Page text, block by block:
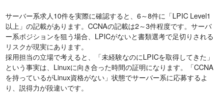
サーバー系求人10件を実際に確認すると、6～8件に「LPIC Level1
以上」の記載があります。CCNAの記載は2～3件程度です。サーバ
ー系ポジションを狙う場合、LPICがないと書類選考で足切りされる
リスクが現実にあります。
採用担当の立場で考えると、「未経験なのにLPICを取得してきた」
という事実は、Linuxに向き合った時間の証明になります。「CCNA
を持っているがLinux資格がない」状態でサーバー系に応募するよ
り、説得力が段違いです。